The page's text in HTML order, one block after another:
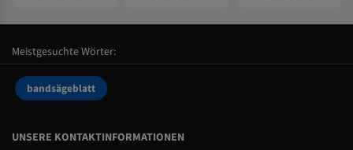
Meistgesuchte Wörter:
bandsägeblatt
UNSERE KONTAKTINFORMATIONEN